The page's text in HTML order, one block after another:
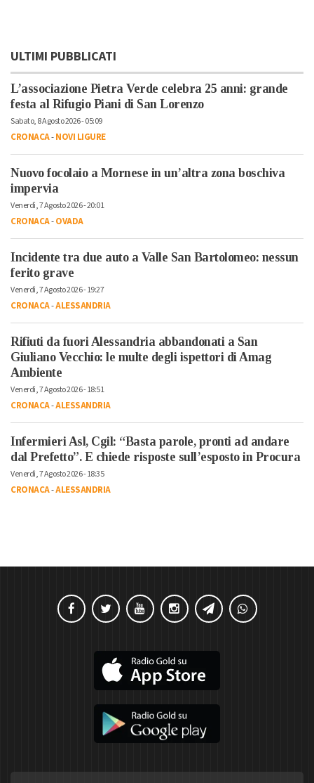
ULTIMI PUBBLICATI
L’associazione Pietra Verde celebra 25 anni: grande
festa al Rifugio Piani di San Lorenzo
Sabato, 8 Agosto 2026 - 05:09
CRONACA-NOVI LIGURE
Nuovo focolaio a Mornese in un’altra zona boschiva
impervia
Venerdì, 7 Agosto 2026 - 20:01
CRONACA-OVADA
Incidente tra due auto a Valle San Bartolomeo: nessun
ferito grave
Venerdì, 7 Agosto 2026 - 19:27
CRONACA-ALESSANDRIA
Rifiuti da fuori Alessandria abbandonati a San
Giuliano Vecchio: le multe degli ispettori di Amag
Ambiente
Venerdì, 7 Agosto 2026 - 18:51
CRONACA-ALESSANDRIA
Infermieri Asl, Cgil: “Basta parole, pronti ad andare
dal Prefetto”. E chiede risposte sull’esposto in Procura
Venerdì, 7 Agosto 2026 - 18:35
CRONACA-ALESSANDRIA